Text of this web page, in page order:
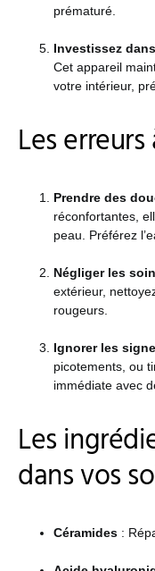
prématuré.
Investissez
Cet appareil
votre intérieur,
Les
Prendre des
réconfortantes,
peau. Préférez
Négliger les
extérieur,
rougeurs.
Ignorer les
picotements, ou
immédiate avec
Les
dans vos
Céramides :